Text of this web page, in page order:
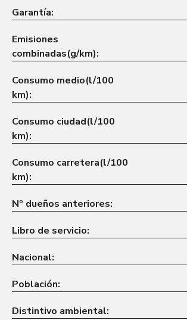
Garantía:
Emisiones
combinadas(g/km):
Consumo medio(l/100
km):
Consumo ciudad(l/100
km):
Consumo carretera(l/100
km):
Nº dueños anteriores:
Libro de servicio:
Nacional:
Población:
Distintivo ambiental: